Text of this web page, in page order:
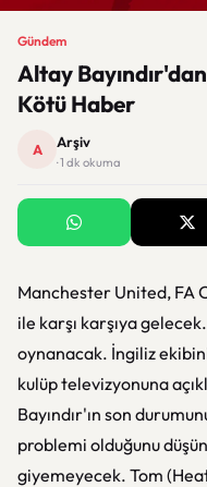
Gündem
Altay
Kötü Haber
A Arşiv
· 1 dk okuma
Manchester United, FA
ile karşı karşıya
oynanacak. İngiliz
kulüp televizyonuna
Bayındır'ın son
problemi olduğunu
giyemeyecek. Tom